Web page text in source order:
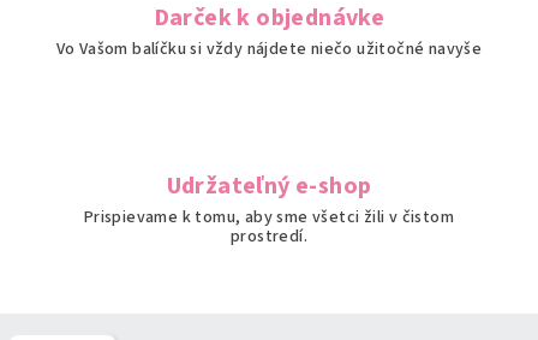
Darček k objednávke
Vo Vašom balíčku si vždy nájdete niečo užitočné navyše
Udržateľný e-shop
Prispievame k tomu, aby sme všetci žili v čistom
prostredí.